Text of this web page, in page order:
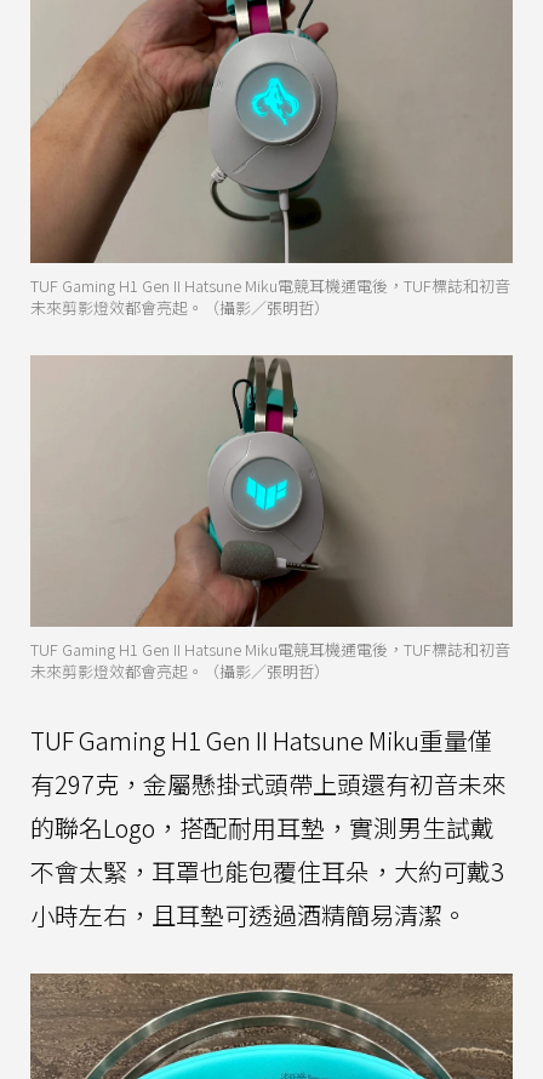
TUF Gaming H1 Gen II Hatsune Miku電競耳機通電後，TUF標誌和初音
未來剪影燈效都會亮起。（攝影／張明哲）
TUF Gaming H1 Gen II Hatsune Miku電競耳機通電後，TUF標誌和初音
未來剪影燈效都會亮起。（攝影／張明哲）
TUF Gaming H1 Gen II Hatsune Miku重量僅
有297克，金屬懸掛式頭帶上頭還有初音未來
的聯名Logo，搭配耐用耳墊，實測男生試戴
不會太緊，耳罩也能包覆住耳朵，大約可戴3
小時左右，且耳墊可透過酒精簡易清潔。